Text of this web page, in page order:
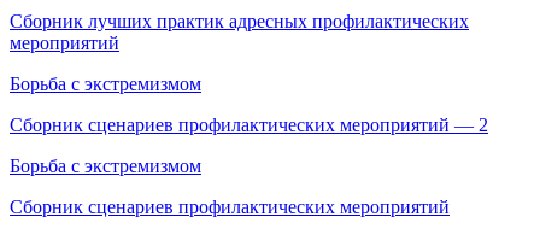
Сборник лучших практик адресных профилактических
мероприятий
Борьба с экстремизмом
Сборник сценариев профилактических мероприятий — 2
Борьба с экстремизмом
Сборник сценариев профилактических мероприятий